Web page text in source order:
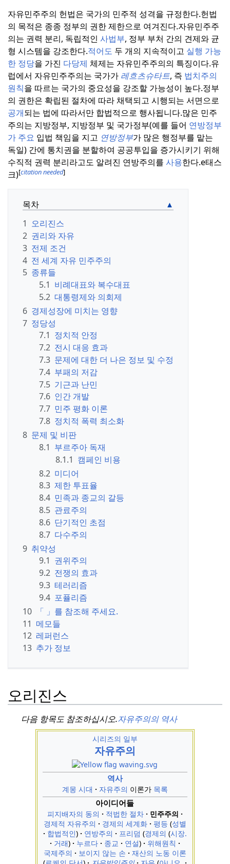
자유민주주의 헌법은 국가의 민주적 성격을 규정한다.헌법
의 목적은 종종 정부의 권한 제한으로 여겨진다.자유민주주
의는 권력 분리, 독립적인 사법부, 정부 부처 간의 견제와 균
형 시스템을 강조한다.적어도 두 개의 지속적이고 실행 가능
한 정당을 가진 다당제 체제는 자유민주주의의 특징이다.유
럽에서 자유민주주의는 국가가 레흐츠슈타트, 즉 법치주의
원칙을 따르는 국가의 중요성을 강조할 가능성이 높다.정부
의 권한은 확립된 절차에 따라 채택되고 시행되는 서면으로
공개되는 법에 따라서만 합법적으로 행사됩니다.많은 민주
주의는 지방정부, 지방정부 및 국가정부(예를 들어 연방정부
가 주요 입법 책임을 지고 연방정부가 많은 행정부를 맡는
독일) 간에 통치권을 분할하여 공공투입을 증가시키기 위해
수직적 권력 분리라고도 알려진 연방주의를 사용한다.e태스
크)[citation needed]
목차
1 오리진스
2 권리와 자유
3 전제 조건
4 전 세계 자유 민주주의
5 종류들
5.1 비례대표와 복수대표
5.2 대통령제와 의회제
6 경제성장에 미치는 영향
7 정당성
7.1 정치적 안정
7.2 전시 대응 효과
7.3 문제에 대한 더 나은 정보 및 수정
7.4 부패의 저감
7.5 기근과 난민
7.6 인간 개발
7.7 민주 평화 이론
7.8 정치적 폭력 최소화
8 문제 및 비판
8.1 부르주아 독재
8.1.1 캠페인 비용
8.2 미디어
8.3 제한 투표율
8.4 민족과 종교의 갈등
8.5 관료주의
8.6 단기적인 초점
8.7 다수주의
9 취약성
9.1 권위주의
9.2 전쟁의 효과
9.3 테러리즘
9.4 포퓰리즘
10
「 」를 참조해 주세요.
11 메모들
12 레퍼런스
13 추가 정보
오리진스
다음 항목도 참조하십시오.자유주의의 역사
시리즈의 일부
자유주의
역사
계몽 시대 자유주의 이론가 목록
아이디어들
피지배자의 동의 적법한 절차
민주주의
경제적 자유주의
경제의 세계화 평등 성별
합법적인
연방주의 프리덤 경제의 시장.
거래
누르다 종교 연설
위해원칙
국제주의
보이지 않는 손
재산의 노동 이론